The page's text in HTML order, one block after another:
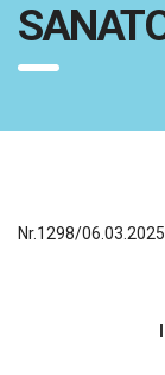
Nr.1298/06.03.2025